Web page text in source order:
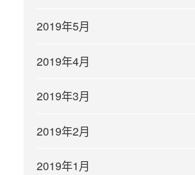
2019年5月
2019年4月
2019年3月
2019年2月
2019年1月